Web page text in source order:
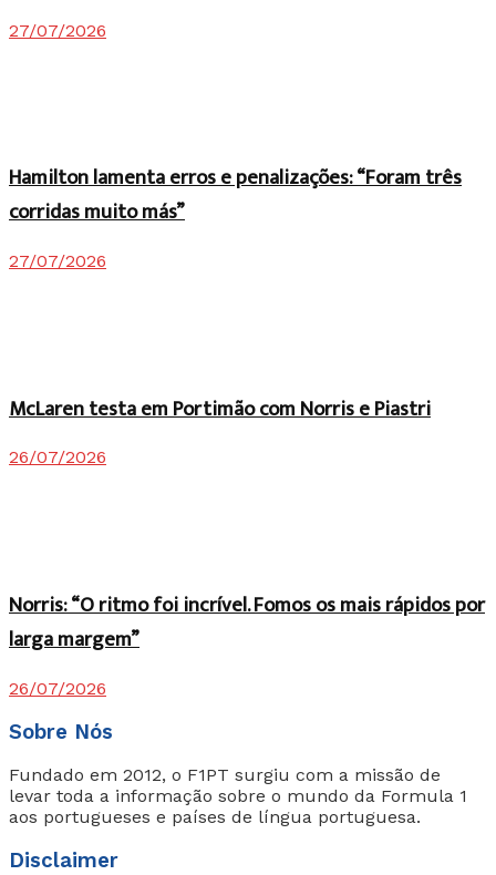
27/07/2026
Hamilton lamenta erros e penalizações: “Foram três
corridas muito más”
27/07/2026
McLaren testa em Portimão com Norris e Piastri
26/07/2026
Norris: “O ritmo foi incrível. Fomos os mais rápidos por
larga margem”
26/07/2026
Sobre Nós
Fundado em 2012, o F1PT surgiu com a missão de
levar toda a informação sobre o mundo da Formula 1
aos portugueses e países de língua portuguesa.
Disclaimer